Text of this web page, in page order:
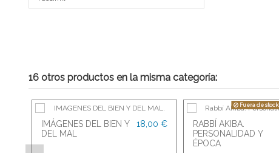
16 otros productos en la misma categoría:
IMÁGENES DEL BIEN Y
DEL MAL
18,00 €
Fuera de stock
RABBÍ AKIBA.
PERSONALIDAD Y
ÉPOCA